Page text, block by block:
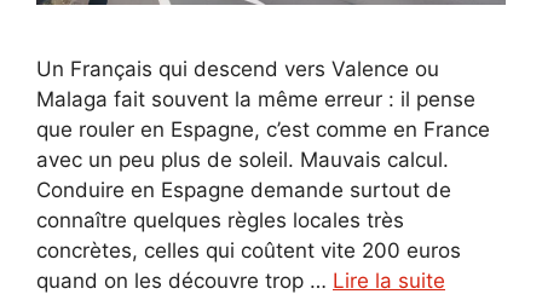
Un Français qui descend vers Valence ou
Malaga fait souvent la même erreur : il pense
que rouler en Espagne, c’est comme en France
avec un peu plus de soleil. Mauvais calcul.
Conduire en Espagne demande surtout de
connaître quelques règles locales très
concrètes, celles qui coûtent vite 200 euros
quand on les découvre trop … Lire la suite